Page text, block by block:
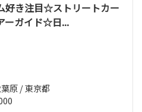
好き注目☆ストリートカー
ーガイド☆日...
原 / 東京都